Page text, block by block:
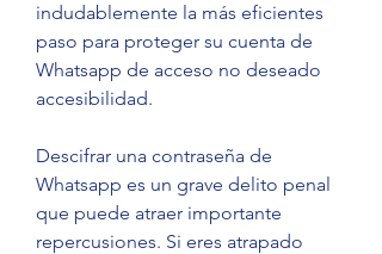
indudablemente la más eficientes
paso para proteger su cuenta de
Whatsapp de acceso no deseado
accesibilidad.
Descifrar una contraseña de
Whatsapp es un grave delito penal
que puede atraer importante
repercusiones. Si eres atrapado